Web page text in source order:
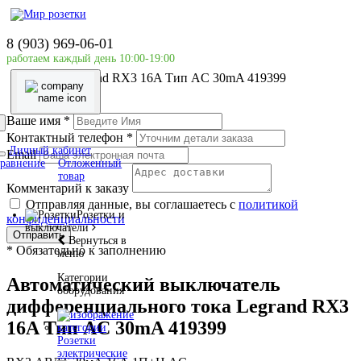
8 (903) 969-06-01
работаем каждый день 10:00-19:00
Личный кабинет
Отложенный
товар
Розетки и
выключатели
Вернуться в
меню
Категории
оборудования
Розетки
электрические
Главная страница
LEGRAND
Автоматический выключатель дифференциального
тока Legrand RX3 16A Тип AC 30mA 419399
Ваше имя *
Контактный телефон *
Email
Комментарий к заказу
Отправляя данные, вы соглашаетесь с политикой
конфиденциальности
Отправить
* Обязательно к заполнению
Автоматический выключатель
дифференциального тока Legrand RX3
16A Тип AC 30mA 419399